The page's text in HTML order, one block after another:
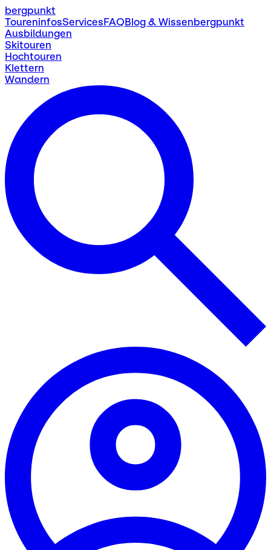
bergpunkt
ToureninfosServicesFAQBlog & Wissenbergpunkt
Ausbildungen
Skitouren
Hochtouren
Klettern
Wandern